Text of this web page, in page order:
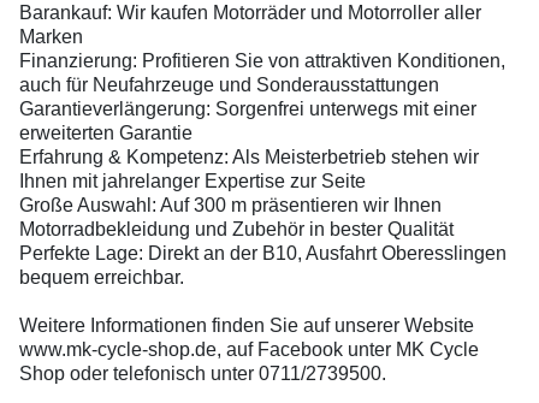
Barankauf: Wir kaufen Motorräder und Motorroller aller
Marken
Finanzierung: Profitieren Sie von attraktiven Konditionen,
auch für Neufahrzeuge und Sonderausstattungen
Garantieverlängerung: Sorgenfrei unterwegs mit einer
erweiterten Garantie
Erfahrung & Kompetenz: Als Meisterbetrieb stehen wir
Ihnen mit jahrelanger Expertise zur Seite
Große Auswahl: Auf 300 m präsentieren wir Ihnen
Motorradbekleidung und Zubehör in bester Qualität
Perfekte Lage: Direkt an der B10, Ausfahrt Oberesslingen
bequem erreichbar.
Weitere Informationen finden Sie auf unserer Website
www.mk-cycle-shop.de, auf Facebook unter MK Cycle
Shop oder telefonisch unter 0711/2739500.